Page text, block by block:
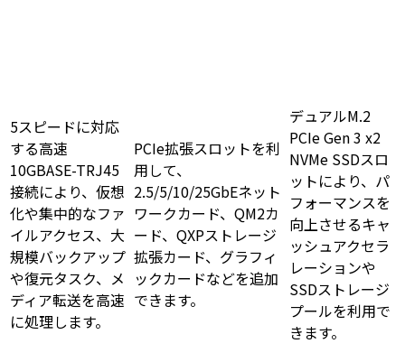
5スピードに対応
する高速
10GBASE-TRJ45
接続により、仮想
化や集中的なファ
イルアクセス、大
規模バックアップ
や復元タスク、メ
ディア転送を高速
に処理します。
PCIe拡張スロットを利
用して、
2.5/5/10/25GbEネット
ワークカード、QM2カ
ード、QXPストレージ
拡張カード、グラフィ
ックカードなどを追加
できます。
デュアルM.2
PCIe Gen 3 x2
NVMe SSDスロ
ットにより、パ
フォーマンスを
向上させるキャ
ッシュアクセラ
レーションや
SSDストレージ
プールを利用で
きます。